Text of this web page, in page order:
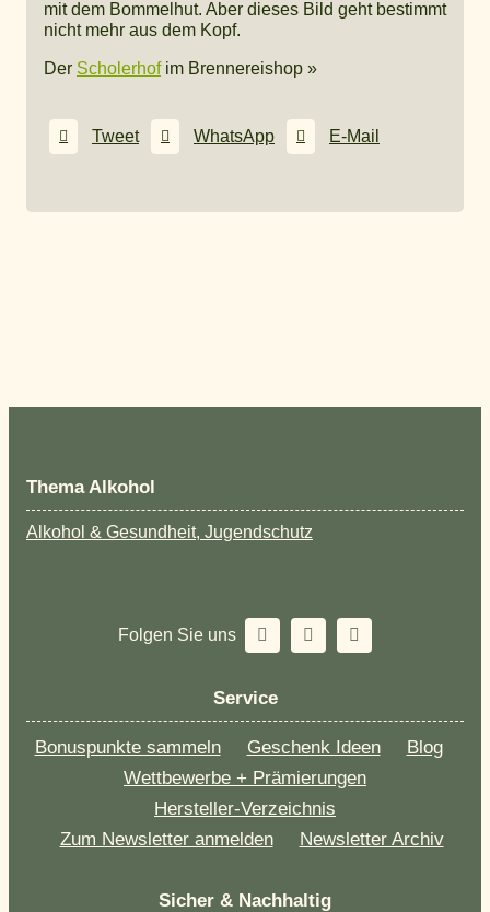
mit dem Bommelhut. Aber dieses Bild geht bestimmt
nicht mehr aus dem Kopf.
Der Scholerhofim Brennereishop »
Tweet WhatsApp E-Mail
Thema Alkohol
Alkohol & Gesundheit, Jugendschutz
Folgen Sie uns
Service
Bonuspunkte sammeln Geschenk Ideen
Blog
Wettbewerbe + Prämierungen
Hersteller-Verzeichnis
Zum Newsletter anmelden
Newsletter Archiv
Sicher & Nachhaltig